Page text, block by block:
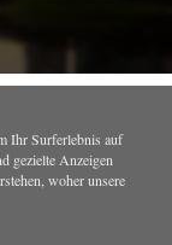
Ihr Surferlebnis auf
gezielte Anzeigen
woher unsere